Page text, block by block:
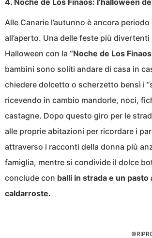
AlIe Canarie l’autunno è ancora
all’aperto. Una delle feste più
Halloween con la “Noche de Los
bambini sono soliti andare di casa in
chiedere dolcetto o scherzetto bensì i
ricevendo in cambio mandorle, noci,
castagne. Dopo questo giro per le
alle proprie abitazioni per ricordare i
attraverso i racconti della donna più
famiglia, mentre si condivide il dolce
conclude con balli in strada e un pasto
caldarroste.